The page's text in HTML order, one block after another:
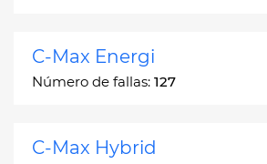
C-Max Energi
Número de fallas: 127
C-Max Hybrid